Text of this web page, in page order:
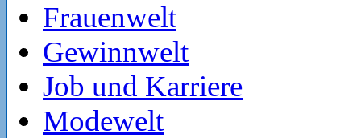
Frauenwelt
Gewinnwelt
Job und Karriere
Modewelt